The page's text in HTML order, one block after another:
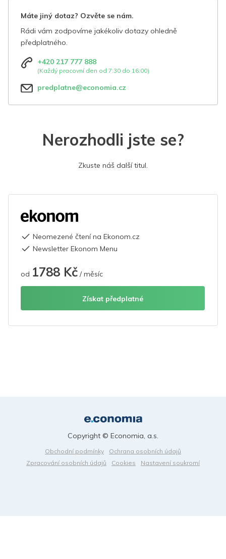
Máte jiný dotaz? Ozvěte se nám.
Rádi vám zodpovíme jakékoliv dotazy ohledně
předplatného.
+420 217 777 888
(Každý pracovní den od 7:30 do 16:00)
predplatne@economia.cz
Nerozhodli jste se?
Zkuste náš další titul.
Neomezené čtení na Ekonom.cz
Newsletter Ekonom Menu
od 1788 Kč / měsíc
Získat předplatné
Obchodní podmínky
Ochrana osobních údajů
Zpracování osobních údajů
Cookies Nastavení soukromí
Copyright © Economia, a.s.